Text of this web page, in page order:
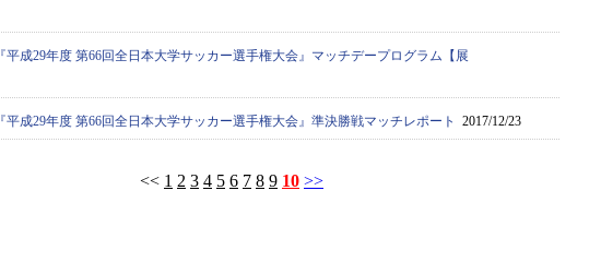
『平成29年度 第66回全日本大学サッカー選手権大会』マッチデープログラム【展
『平成29年度 第66回全日本大学サッカー選手権大会』準決勝戦マッチレポート 2017/12/23
<< 1 2 3 4 5 6 7 8 9 10 >>